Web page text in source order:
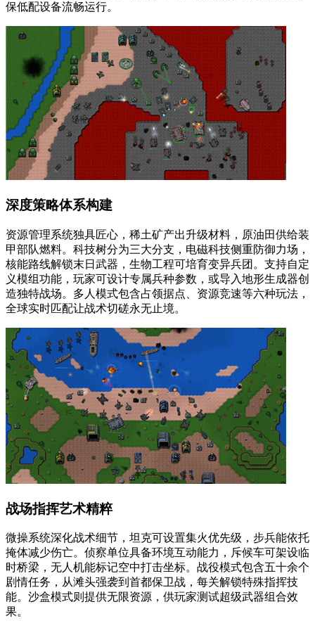
保低配设备流畅运行。
深度策略体系构建
资源管理系统独具匠心，稀土矿产出升级材料，原油田供给装
甲部队燃料。科技树分为三大分支，电磁科技侧重防御力场，
核能路线解锁末日武器，生物工程可培育变异兵团。支持自定
义模组功能，玩家可设计专属兵种参数，或导入地形生成器创
造独特战场。多人模式包含占领据点、资源竞速等六种玩法，
全球实时匹配让战术切磋永无止境。
战场指挥艺术精粹
微操系统深化战术细节，坦克可设置集火优先级，步兵能依托
掩体减少伤亡。侦察单位具备环境互动能力，斥候车可架设临
时桥梁，无人机能标记空中打击坐标。战役模式包含五十余个
剧情任务，从滩头强袭到首都保卫战，每关解锁特殊指挥技
能。沙盒模式则提供无限资源，供玩家测试超级武器组合效
果。